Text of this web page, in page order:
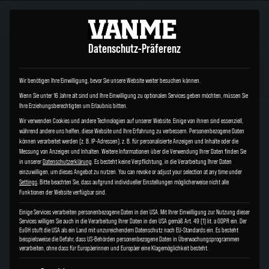
Datenschutz-Präferenz
Wir benötigen Ihre Einwilligung, bevor Sie unsere Website weiter besuchen können.
Wenn Sie unter 16 Jahre alt sind und Ihre Einwilligung zu optionalen Services geben möchten, müssen Sie
Ihre Erziehungsberechtigten um Erlaubnis bitten.
Wir verwenden Cookies und andere Technologien auf unserer Website. Einige von ihnen sind essenziell,
während andere uns helfen, diese Website und Ihre Erfahrung zu verbessern.Personenbezogene Daten
können verarbeitet werden (z. B. IP-Adressen), z. B. für personalisierte Anzeigen und Inhalte oder die
Messung von Anzeigen und Inhalten.Weitere Informationen über die Verwendung Ihrer Daten finden Sie
in unsererDatenschutzerklärung.Es besteht keine Verpflichtung, in die Verarbeitung Ihrer Daten
einzuwilligen, um dieses Angebot zu nutzen.You can revoke or adjust your selection at any time under
Settings.Bitte beachten Sie, dass aufgrund individueller Einstellungen möglicherweise nicht alle
Funktionen der Website verfügbar sind.
Einige Services verarbeiten personenbezogene Daten in den USA. Mit Ihrer Einwilligung zur Nutzung dieser
Services willigen Sie auch in die Verarbeitung Ihrer Daten in den USA gemäß Art. 49 (1) lit. a GDPR ein. Der
EuGH stuft die USA als ein Land mit unzureichendem Datenschutz nach EU-Standards ein. Es besteht
beispielsweise die Gefahr, dass US-Behörden personenbezogene Daten in Überwachungsprogrammen
verarbeiten, ohne dass für Europäerinnen und Europäer eine Klagemöglichkeit besteht.